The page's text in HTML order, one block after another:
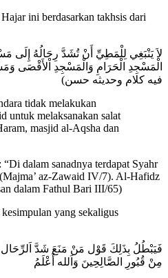
ini berdasarkan takhsis dari
لاَ يَنْبَغِي لِلْمَطِيِّ أَنْ تُشَدَّ رِحَالُهُ إِلَى
الْمَسْجِدِ الْحَرَامِ وَالْمَسْجِدِ اْلأَقْصَى
فيه كلام وحديثه حسن)
tidak melakukan
untuk melaksanakan salat
masjid al-Aqsha dan
dalam sanadnya terdapat Syahr
az-Zawaid IV/7). Al-Hafidz
dalam Fathul Bari III/65)
yang sekaligus
فَيَبْطُلُ بِذَلِكَ قَوْل مَنْ مَنَعَ شَدَّ اَلرِّحَال
مِنْ قُبُورِ الصَّالِحِينَ وَاَلله أَعْلَمُ